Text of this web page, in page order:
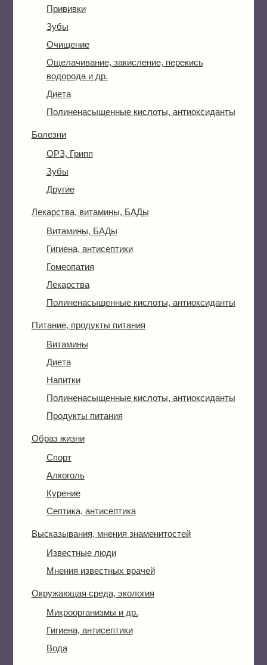
Прививки
Зубы
Очищение
Ощелачивание, закисление, перекись
водорода и др.
Диета
Полиненасыщенные кислоты, антиоксиданты
Болезни
ОРЗ, Грипп
Зубы
Другие
Лекарства, витамины, БАДы
Витамины, БАДы
Гигиена, антисептики
Гомеопатия
Лекарства
Полиненасыщенные кислоты, антиоксиданты
Питание, продукты питания
Витамины
Диета
Напитки
Полиненасыщенные кислоты, антиоксиданты
Продукты питания
Образ жизни
Спорт
Алкоголь
Курение
Септика, антисептика
Высказывания, мнения знаменитостей
Известные люди
Мнения известных врачей
Окружающая среда, экология
Микроорганизмы и др.
Гигиена, антисептики
Вода